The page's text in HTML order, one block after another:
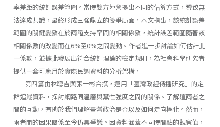
率差距的統計誤差範圍。當時雙方陣營提出不同的估算方式，導致無
法達成共識，最終形成三強鼎立的競爭局面。本文指出，該統計誤差
範圍的關鍵變數在於兩種支持率間的相關係數，統計誤差範圍隨著該
相關係數的改變而在6%至0%之間變動。作者進一步討論如何估計此
一係數，並據此發展出符合統計理論的檢定規則，為社會科學研究者
提供一套可應用於實際民調資料的分析架構。
第四篇由林聰吉與張一彬合撰，運用「臺灣政經傳播研究」的定
群追蹤資料，探討網路同溫層與黨性強度之間的關係。了解這兩者之
間的互動，有助於我們理解臺灣政治是否以及如何走向極化。然而，
兩者間的因果關係至今仍具爭議。因資料涵蓋不同時間點的觀察值，